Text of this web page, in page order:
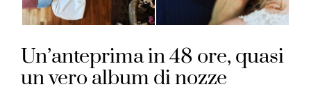
Un’anteprima in 48 ore, quasi
un vero album di nozze